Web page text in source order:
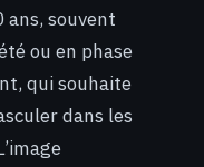
ans, souvent
ou en phase
qui souhaite
dans les